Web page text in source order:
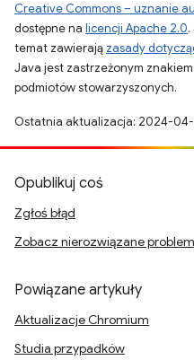
Creative Commons – uznanie
dostępne na licencji Apache 2.0
temat zawierają zasady
Java jest zastrzeżonym
podmiotów stowarzyszonych.
Ostatnia aktualizacja: 2024-04-
Opublikuj coś
Zgłoś błąd
Zobacz nierozwiązane
Powiązane artykuły
Aktualizacje Chromium
Studia przypadków